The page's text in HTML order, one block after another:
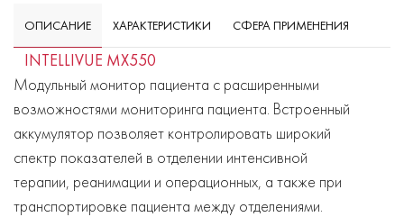
ОПИСАНИЕ ХАРАКТЕРИСТИКИ СФЕРА ПРИМЕНЕНИЯ
INTELLIVUE MX550
Модульный монитор пациента с расширенными
возможностями мониторинга пациента. Встроенный
аккумулятор позволяет контролировать широкий
спектр показателей в отделении интенсивной
терапии, реанимации и операционных, а также при
транспортировке пациента между отделениями.